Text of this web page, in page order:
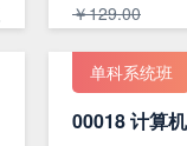
￥129.00
单科系统班
00018 计算